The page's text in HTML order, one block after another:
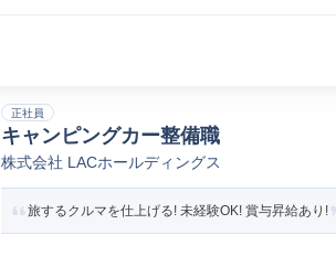
正社員
キャンピングカー整備職
株式会社 LACホールディングス
旅するクルマを仕上げる! 未経験OK! 賞与昇給あり!